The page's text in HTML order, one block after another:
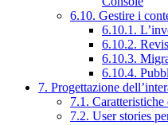
6.10. Gestire i
6.10.1.
6.10.2.
6.10.3.
6.10.4.
7. Progettazione
7.1. Caratteristiche
7.2. User stories